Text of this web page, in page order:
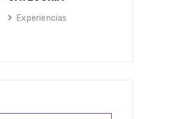
Experiencias